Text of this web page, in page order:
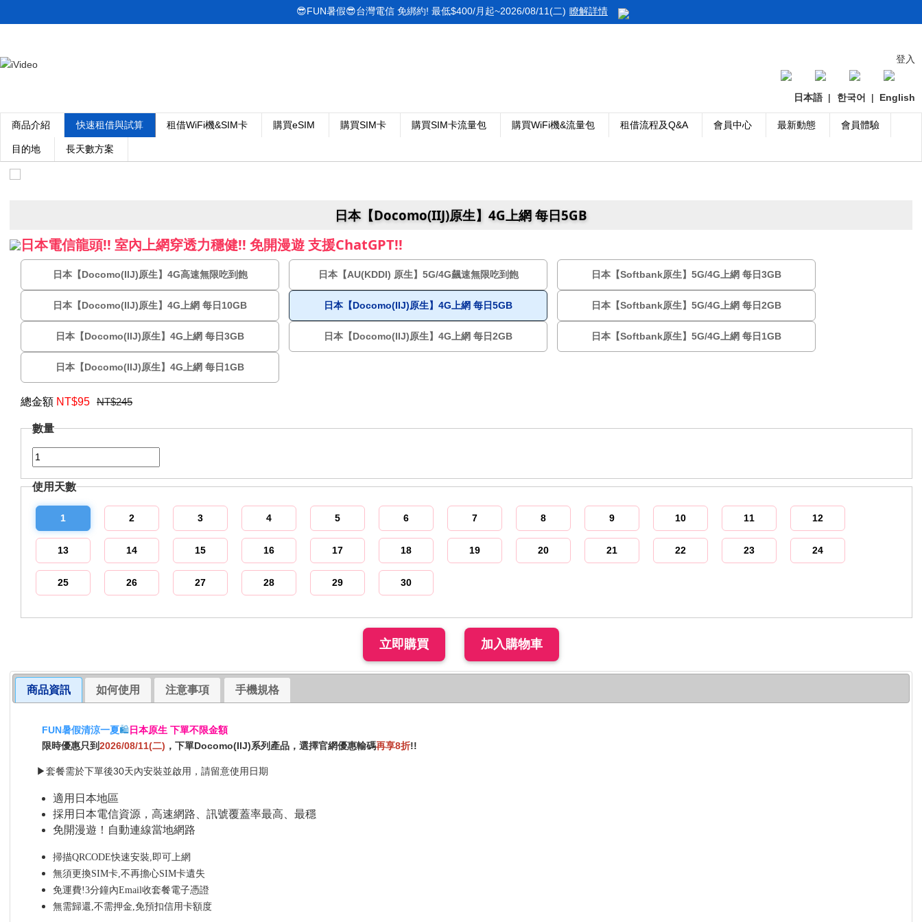
登入
日本語 | 한국어 | English
商品介紹 快速租借與試算 租借WiFi機&SIM卡 購買eSIM 購買SIM卡 購買SIM卡流量包 購買WiFi機&流量包 租借流程及Q&A 會員中心 最新動態 會員體驗
目的地 長天數方案
😎FUN暑假😎台灣電信 免綁約! 最低$400/月起~2026/08/11(二) 瞭解詳情
日本【Docomo(IIJ)原生】4G上網 每日5GB
日本電信龍頭!! 室內上網穿透力穩健!! 免開漫遊 支援ChatGPT!!
日本【Docomo(IIJ)原生】4G高速無限吃到飽 日本【AU(KDDI) 原生】5G/4G飆速無限吃到飽 日本【Softbank原生】5G/4G上網 每日3GB
日本【Docomo(IIJ)原生】4G上網 每日10GB 日本【Docomo(IIJ)原生】4G上網 每日5GB 日本【Softbank原生】5G/4G上網 每日2GB
日本【Docomo(IIJ)原生】4G上網 每日3GB 日本【Docomo(IIJ)原生】4G上網 每日2GB 日本【Softbank原生】5G/4G上網 每日1GB
日本【Docomo(IIJ)原生】4G上網 每日1GB
總金額 NT$95 NT$245
數量
使用天數
1 2 3 4 5 6 7 8 9 10 11 12
13 14 15 16 17 18 19 20 21 22 23 24
25 26 27 28 29 30
商品資訊 如何使用 注意事項 手機規格
FUN暑假清涼一夏🛍️日本原生 下單不限金額
限時優惠只到2026/08/11(二) ，下單Docomo(IIJ)系列產品，選擇官網優惠輸碼再享8折!!
▶套餐需於下單後30天內安裝並啟用，請留意使用日期
適用日本地區
採用日本電信資源，高速網路、訊號覆蓋率最高、最穩
免開漫遊！自動連線當地網路
掃描QRCODE快速安裝,即可上網
無須更換SIM卡,不再擔心SIM卡遺失
免運費!3分鐘內Email收套餐電子憑證
無需歸還,不需押金,免預扣信用卡額度